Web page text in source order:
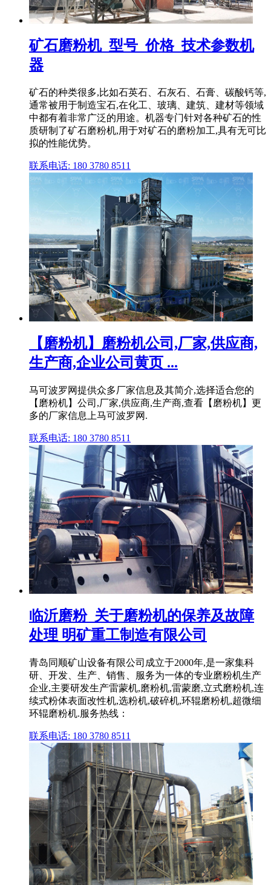
矿石磨粉机_型号_价格_技术参数机
器
矿石的种类很多,比如石英石、石灰石、石膏、碳酸钙等,
通常被用于制造宝石,在化工、玻璃、建筑、建材等领域
中都有着非常广泛的用途。机器专门针对各种矿石的性
质研制了矿石磨粉机,用于对矿石的磨粉加工,具有无可比
拟的性能优势。
联系电话: 180 3780 8511
【磨粉机】磨粉机公司,厂家,供应商,
生产商,企业公司黄页 ...
马可波罗网提供众多厂家信息及其简介,选择适合您的
【磨粉机】公司,厂家,供应商,生产商,查看【磨粉机】更
多的厂家信息上马可波罗网.
联系电话: 180 3780 8511
临沂磨粉_关于磨粉机的保养及故障
处理 明矿重工制造有限公司
青岛同顺矿山设备有限公司成立于2000年,是一家集科
研、开发、生产、销售、服务为一体的专业磨粉机生产
企业,主要研发生产雷蒙机,磨粉机,雷蒙磨,立式磨粉机,连
续式粉体表面改性机,选粉机,破碎机,环辊磨粉机,超微细
环辊磨粉机.服务热线：
联系电话: 180 3780 8511